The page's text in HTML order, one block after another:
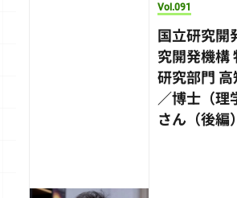
Vol.091
国立研究開
究開発機構
研究部門
／博士（理
さん（後編）